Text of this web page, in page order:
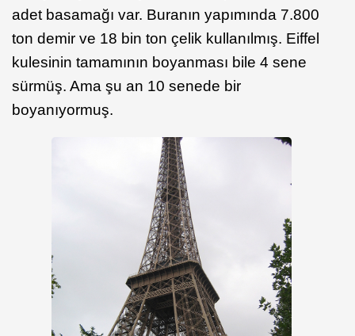
adet basamağı var. Buranın yapımında 7.800
ton demir ve 18 bin ton çelik kullanılmış. Eiffel
kulesinin tamamının boyanması bile 4 sene
sürmüş. Ama şu an 10 senede bir
boyanıyormuş.